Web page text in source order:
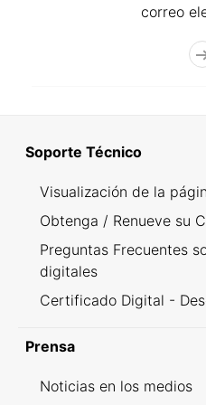
correo
Soporte Técnico
Visualización de la
Obtenga / Renueve su
Preguntas Frecuentes
digitales
Certificado Digital -
Prensa
Noticias en los medios